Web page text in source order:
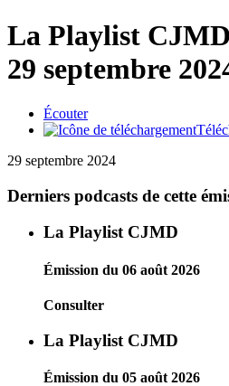
La Playlist CJMD
29 septembre
Écouter
29 septembre 2024
Derniers podcasts de cette
La Playlist CJMD
Émission du 06 août 2026
Consulter
La Playlist CJMD
Émission du 05 août 2026